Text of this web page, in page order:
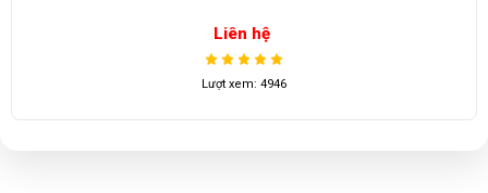
Liên hệ
Lượt xem: 4946